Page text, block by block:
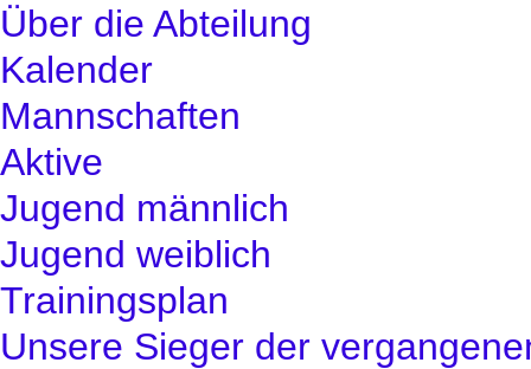
Über die Abteilung
Kalender
Mannschaften
Aktive
Jugend männlich
Jugend weiblich
Trainingsplan
Unsere Sieger der